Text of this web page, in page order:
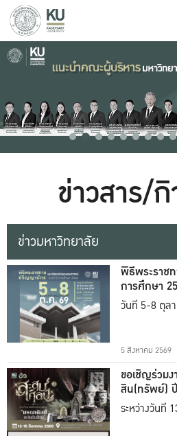
ข่าวสาร/
ข่าวมหาวิทยาลัย
พิธีพระราช
การศึกษา
วันที่ 5-8 ตุล
5 สิงหาคม 2569
ขอเชิญร่วม
สิน(ทรัพย์)
ระหว่างวันที่